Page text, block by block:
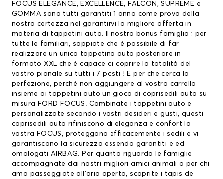
FOCUS ELEGANCE, EXCELLENCE, FALCON, SUPREME e
GOMMA sono tutti garantiti 1 anno come prova della
nostra certezza nel garantirvi la migliore offerta in
materia di tappetini auto. Il nostro bonus famiglia : per
tutte le familiari, sappiate che è possibile di far
realizzare un unico tappetino auto posteriore in
formato XXL che è capace di coprire la totalità del
vostro pianale su tutti i 7 posti ! E per che cerca la
perfezione, perchè non aggiungere al vostro carrello
insieme ai tappetini auto un gioco di coprisedili auto su
misura FORD FOCUS. Combinate i tappetini auto e
personalizzate secondo i vostri desideri e gusti, questi
coprisedili auto rifiniscono di eleganza e confort la
vostra FOCUS, proteggono efficacemente i sedili e vi
garantiscono la sicurezza essendo garantiti e ed
omologati AIRBAG. Per quanto riguarda le famiglie
accompagnate dai nostri migliori amici animali o per chi
ama passeggiate all’aria aperta, scoprite i tapis de